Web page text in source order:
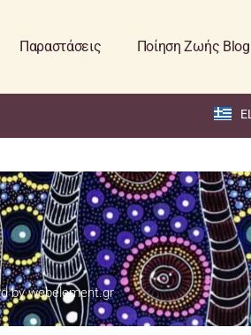
Παραστάσεις Ποίηση Ζωής Blog
EL
by webelement.gr